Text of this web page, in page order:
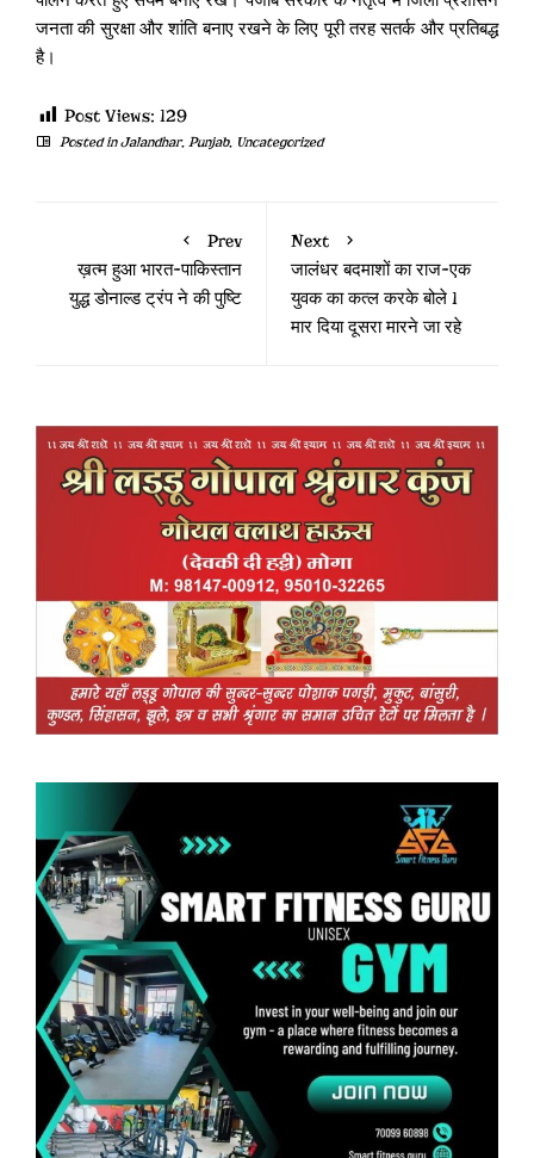
जनता की सुरक्षा और शांति बनाए रखने के लिए पूरी तरह सतर्क और प्रतिबद्ध
है।
Post Views: 129
Posted inJalandhar, Punjab, Uncategorized
Prev
ख़त्म हुआ भारत-पाकिस्तान
युद्ध डोनाल्ड ट्रंप ने की पुष्टि
Next
जालंधर बदमाशों का राज-एक
युवक का कत्ल करके बोले 1
मार दिया दूसरा मारने जा रहे